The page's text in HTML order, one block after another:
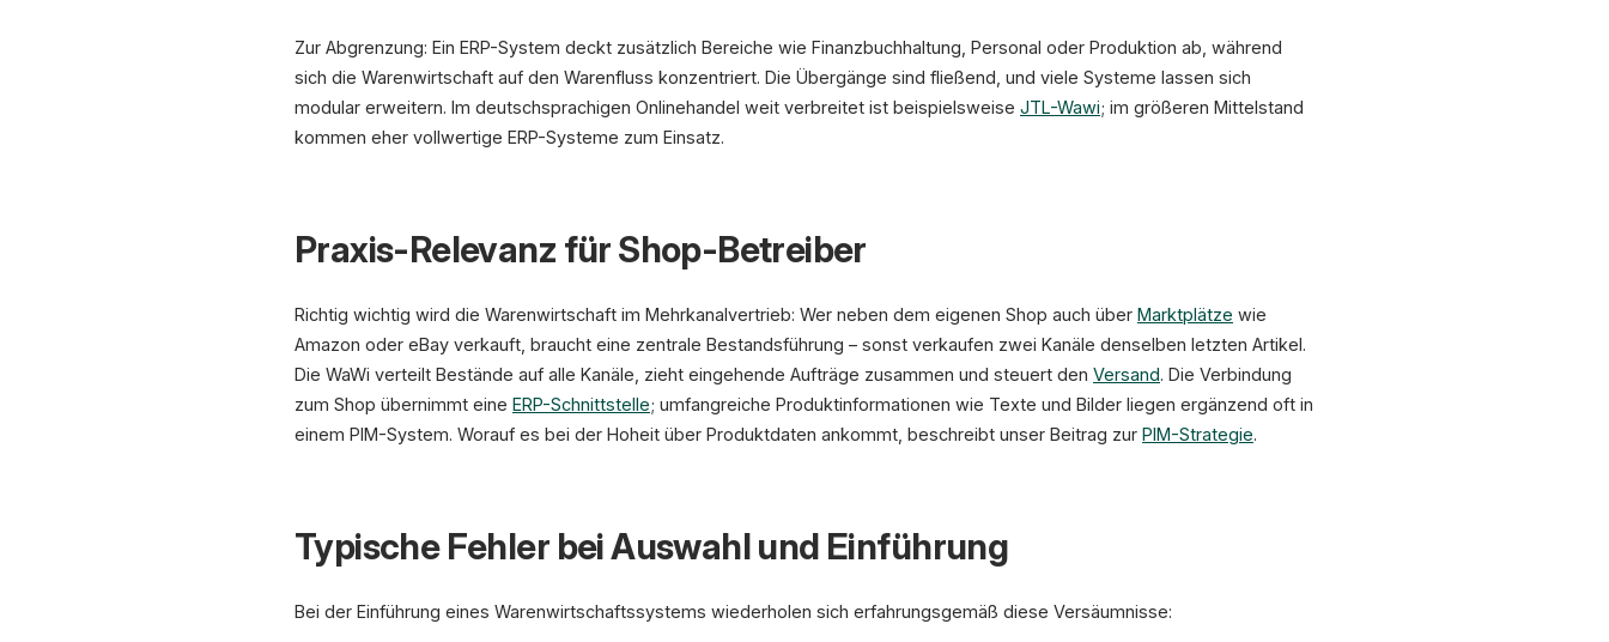
Zur Abgrenzung: Ein ERP-System deckt zusätzlich Bereiche wie Finanzbuchhaltung, Personal oder Produktion ab, während
sich die Warenwirtschaft auf den Warenfluss konzentriert. Die Übergänge sind fließend, und viele Systeme lassen sich
modular erweitern. Im deutschsprachigen Onlinehandel weit verbreitet ist beispielsweise JTL-Wawi; im größeren Mittelstand
kommen eher vollwertige ERP-Systeme zum Einsatz.
Praxis-Relevanz für Shop-Betreiber
Richtig wichtig wird die Warenwirtschaft im Mehrkanalvertrieb: Wer neben dem eigenen Shop auch über Marktplätze wie
Amazon oder eBay verkauft, braucht eine zentrale Bestandsführung – sonst verkaufen zwei Kanäle denselben letzten Artikel.
Die WaWi verteilt Bestände auf alle Kanäle, zieht eingehende Aufträge zusammen und steuert den Versand. Die Verbindung
zum Shop übernimmt eine ERP-Schnittstelle; umfangreiche Produktinformationen wie Texte und Bilder liegen ergänzend oft in
einem PIM-System. Worauf es bei der Hoheit über Produktdaten ankommt, beschreibt unser Beitrag zur PIM-Strategie.
Typische Fehler bei Auswahl und Einführung
Bei der Einführung eines Warenwirtschaftssystems wiederholen sich erfahrungsgemäß diese Versäumnisse: